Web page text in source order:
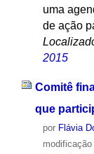
uma
de ação
2015
Comitê
que
por Flávia
modificação